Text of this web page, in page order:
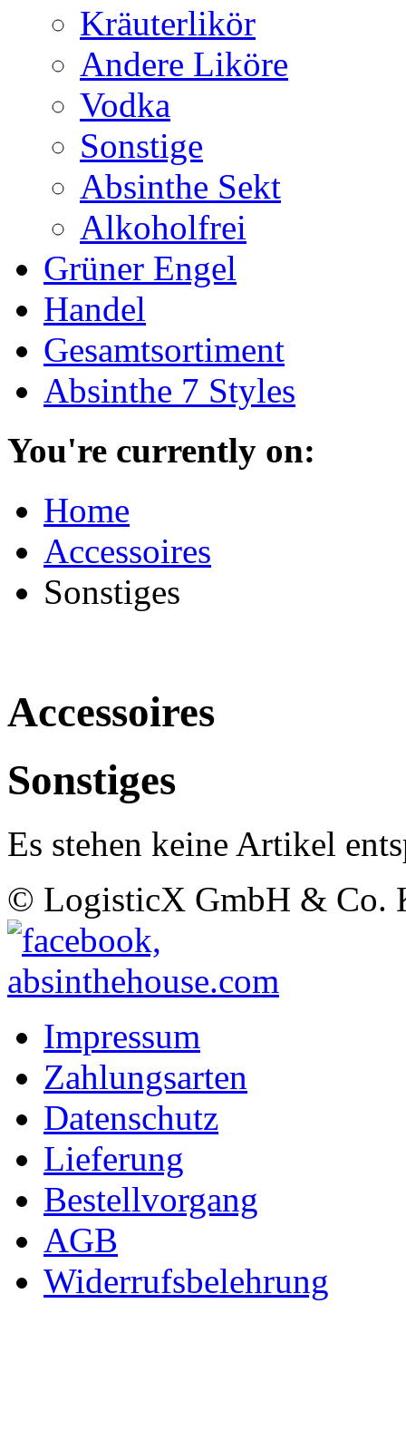
Kräuterlikör
Andere Liköre
Vodka
Sonstige
Absinthe Sekt
Alkoholfrei
Grüner Engel
Handel
Gesamtsortiment
Absinthe 7 Styles
You're currently on:
Home
Accessoires
Sonstiges
Accessoires
Sonstiges
Es stehen keine Artikel
© LogisticX GmbH & Co.
Impressum
Zahlungsarten
Datenschutz
Lieferung
Bestellvorgang
AGB
Widerrufsbelehrung